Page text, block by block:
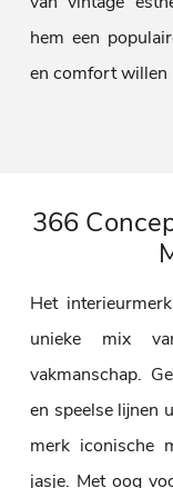
hem een
en comfort willen
366
Het
unieke mix
vakmanschap.
en speelse lijnen
merk iconische
jasje. Met oog